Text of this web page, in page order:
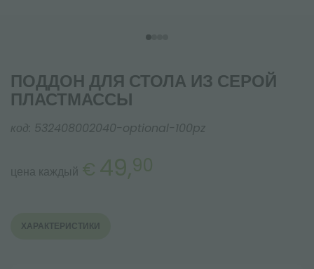
ПОДДОН ДЛЯ СТОЛА ИЗ СЕРОЙ
ПЛАСТМАССЫ
код: 532408002040-optional-100pz
цена каждый € 49,90
ХАРАКТЕРИСТИКИ